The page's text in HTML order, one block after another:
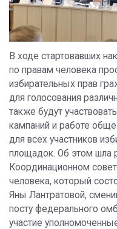
В ходе стартовавших
по правам человека
избирательных прав
для голосования
также будут
кампаний и работе
для всех участников
площадок. Об этом шла
Координационном
человека, который
Яны Лантратовой,
посту федерального
участие